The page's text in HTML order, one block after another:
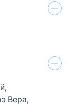
Вера,